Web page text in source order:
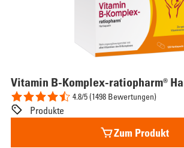
Vitamin B-Komplex-ratiopharm®
4.8/5 (1498 Bewertungen)
Produkte
Zum Produkt